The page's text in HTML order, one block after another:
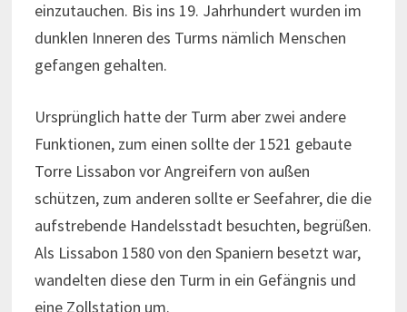
einzutauchen. Bis ins 19. Jahrhundert wurden im
dunklen Inneren des Turms nämlich Menschen
gefangen gehalten.
Ursprünglich hatte der Turm aber zwei andere
Funktionen, zum einen sollte der 1521 gebaute
Torre Lissabon vor Angreifern von außen
schützen, zum anderen sollte er Seefahrer, die die
aufstrebende Handelsstadt besuchten, begrüßen.
Als Lissabon 1580 von den Spaniern besetzt war,
wandelten diese den Turm in ein Gefängnis und
eine Zollstation um.